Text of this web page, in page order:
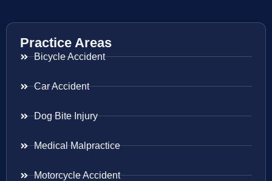
Practice Areas
Bicycle Accident
Car Accident
Dog Bite Injury
Medical Malpractice
Motorcycle Accident